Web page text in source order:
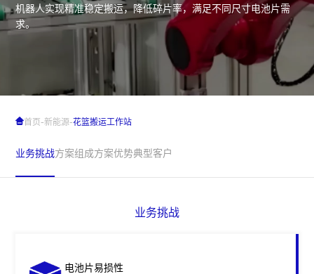
机器人实现精准稳定搬运，降低碎片率，满足不同尺寸电池片需
求。
业务挑战方案组成方案优势典型客户
首页-新能源-花篮搬运工作站
业务挑战
电池片易损性